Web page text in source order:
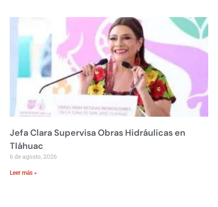
Jefa Clara Supervisa Obras Hidráulicas en
Tláhuac
6 de agosto, 2026
Leer más »